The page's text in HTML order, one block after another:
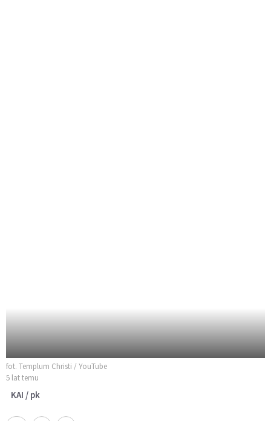
fot. Templum Christi / YouTube
5 lat temu
KAI / pk